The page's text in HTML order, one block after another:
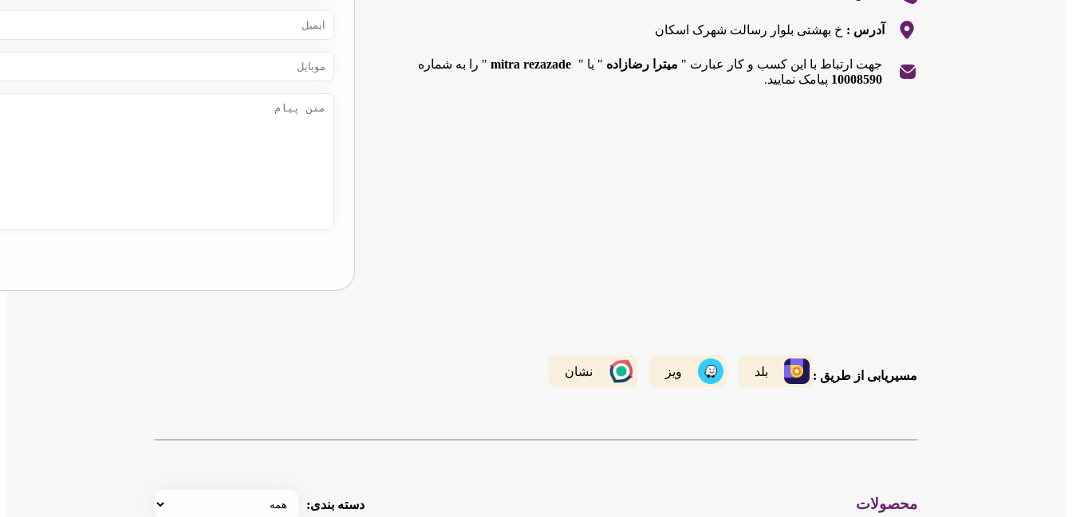
آدرس : خ بهشتی بلوار رسالت شهرک اسکان
جهت ارتباط با این کسب و کار عبارت " میترا رضازاده " یا " mitra rezazade" را به شماره
10008590 پیامک نمایید.
مسیریابی از طریق : بلد ویز نشان
محصولات دسته بندی: